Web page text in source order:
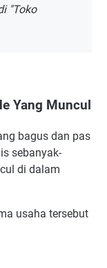
Islam Dengan
Islam Dengan
"Toko
Yang Muncul
bagus dan pas
sebanyak-
di dalam
usaha tersebut